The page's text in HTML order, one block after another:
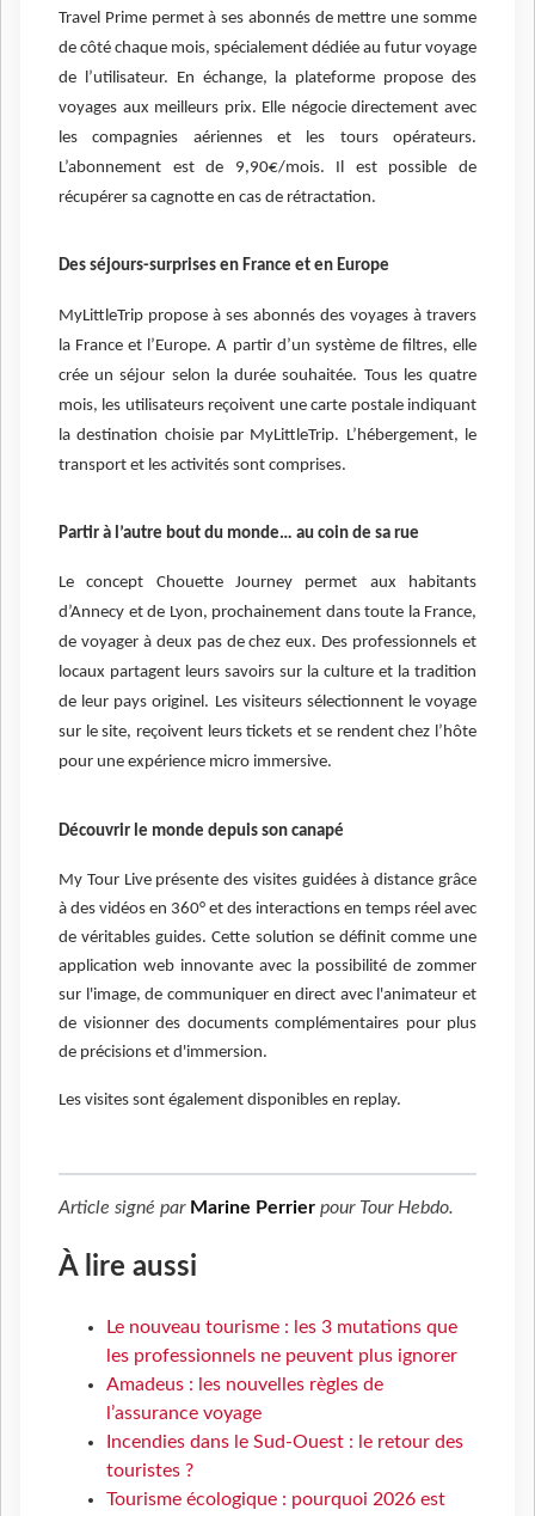
Travel Prime permet à ses abonnés de mettre une somme
de côté chaque mois, spécialement dédiée au futur voyage
de l’utilisateur. En échange, la plateforme propose des
voyages aux meilleurs prix. Elle négocie directement avec
les compagnies aériennes et les tours opérateurs.
L’abonnement est de 9,90€/mois. Il est possible de
récupérer sa cagnotte en cas de rétractation.
Des séjours-surprises en France et en Europe
MyLittleTrip propose à ses abonnés des voyages à travers
la France et l’Europe. A partir d’un système de filtres, elle
crée un séjour selon la durée souhaitée. Tous les quatre
mois, les utilisateurs reçoivent une carte postale indiquant
la destination choisie par MyLittleTrip. L’hébergement, le
transport et les activités sont comprises.
Partir à l’autre bout du monde… au coin de sa rue
Le concept Chouette Journey permet aux habitants
d’Annecy et de Lyon, prochainement dans toute la France,
de voyager à deux pas de chez eux. Des professionnels et
locaux partagent leurs savoirs sur la culture et la tradition
de leur pays originel. Les visiteurs sélectionnent le voyage
sur le site, reçoivent leurs tickets et se rendent chez l’hôte
pour une expérience micro immersive.
Découvrir le monde depuis son canapé
My Tour Live présente des visites guidées à distance grâce
à des vidéos en 360° et des interactions en temps réel avec
de véritables guides. Cette solution se définit comme une
application web innovante avec la possibilité de zommer
sur l'image, de communiquer en direct avec l'animateur et
de visionner des documents complémentaires pour plus
de précisions et d'immersion.
Les visites sont également disponibles en replay.
Article signé par Marine Perrier pour Tour Hebdo.
À lire aussi
Le nouveau tourisme : les 3 mutations que
les professionnels ne peuvent plus ignorer
Amadeus : les nouvelles règles de
l’assurance voyage
Incendies dans le Sud-Ouest : le retour des
touristes ?
Tourisme écologique : pourquoi 2026 est